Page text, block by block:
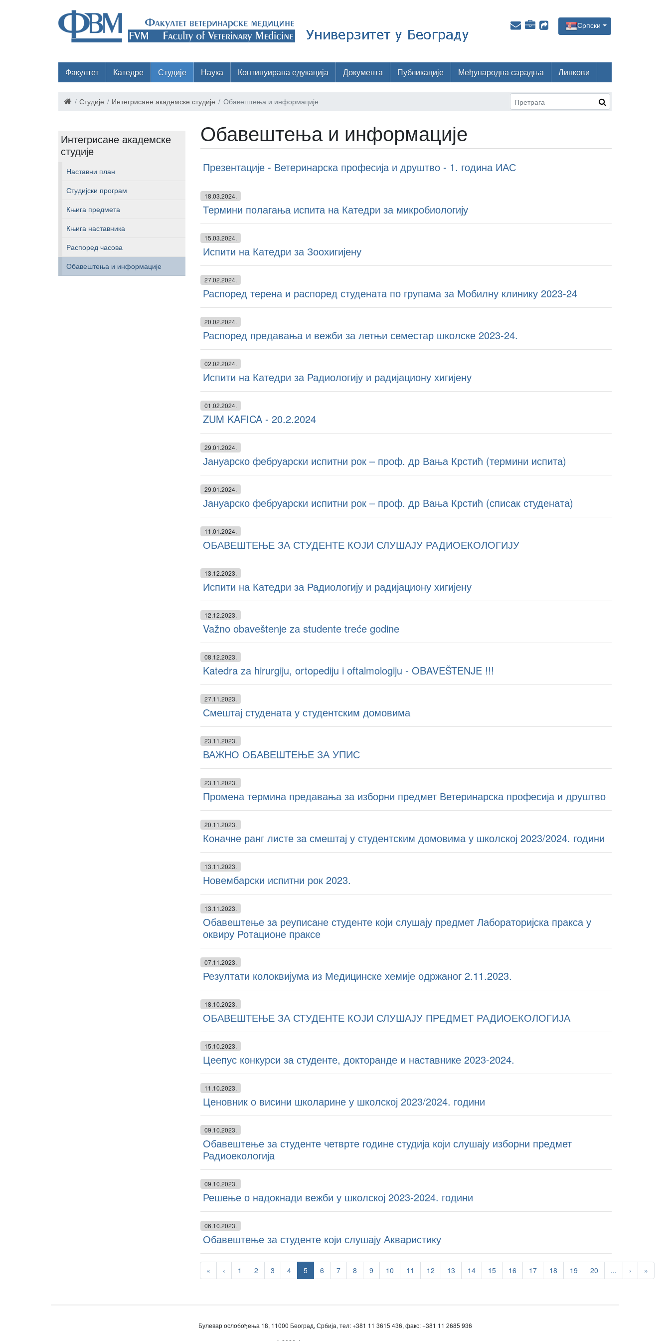
Српски
Факултет Катедре Студије Наука Континуирана едукација Документа Публикације Међународна сарадња Линкови
Студије Интегрисане академске студије Обавештења и информације
Интегрисане академске
студије
Наставни план
Студијски програм
Књига предмета
Књига наставника
Распоред часова
Обавештења и информације
Обавештења и информације
Презентације - Ветеринарска професија и друштво - 1. година ИАС
18.03.2024.
Термини полагања испита на Катедри за микробиологију
15.03.2024.
Испити на Катедри за Зоохигијену
27.02.2024.
Распоред терена и распоред студената по групама за Мобилну клинику 2023-24
20.02.2024.
Распоред предавања и вежби за летњи семестар школске 2023-24.
02.02.2024.
Испити на Катедри за Радиологију и радијациону хигијену
01.02.2024.
ZUM KAFICA - 20.2.2024
29.01.2024.
Јануарско фебруарски испитни рок – проф. др Вања Крстић (термини испита)
29.01.2024.
Јануарско фебруарски испитни рок – проф. др Вања Крстић (списак студената)
11.01.2024.
ОБАВЕШТЕЊЕ ЗА СТУДЕНТЕ КОЈИ СЛУШАЈУ РАДИОЕКОЛОГИЈУ
13.12.2023.
Испити на Катедри за Радиологију и радијациону хигијену
12.12.2023.
Važno obaveštenje za studente treće godine
08.12.2023.
Katedra za hirurgiju, ortopediju i oftalmologiju - OBAVEŠTENJE !!!
27.11.2023.
Смештај студената у студентским домовима
23.11.2023.
ВАЖНО ОБАВЕШТЕЊЕ ЗА УПИС
23.11.2023.
Промена термина предавања за изборни предмет Ветеринарска професија и друштво
20.11.2023.
Коначне ранг листе за смештај у студентским домовима у школској 2023/2024. години
13.11.2023.
Новембарски испитни рок 2023.
13.11.2023.
Обавештење за реуписане студенте који слушају предмет Лабораторијска пракса у
оквиру Ротационе праксе
07.11.2023.
Резултати колоквијума из Медицинске хемије одржаног 2.11.2023.
18.10.2023.
ОБАВЕШТЕЊЕ ЗА СТУДЕНТЕ КОЈИ СЛУШАЈУ ПРЕДМЕТ РАДИОЕКОЛОГИЈА
15.10.2023.
Цеепус конкурси за студенте, докторанде и наставнике 2023-2024.
11.10.2023.
Ценовник о висини школарине у школској 2023/2024. години
09.10.2023.
Обавештење за студенте четврте године студија који слушају изборни предмет
Радиоекологија
09.10.2023.
Решење о надокнади вежби у школској 2023-2024. години
06.10.2023.
Обавештење за студенте који слушају Акваристику
« ‹ 1 2 3 4 5 6 7 8 9 10 11 12 13 14 15 16 17 18 19 20 ... › »
Булевар ослобођења 18, 11000 Београд, Србија, тел: +381 11 3615 436, факс: +381 11 2685 936